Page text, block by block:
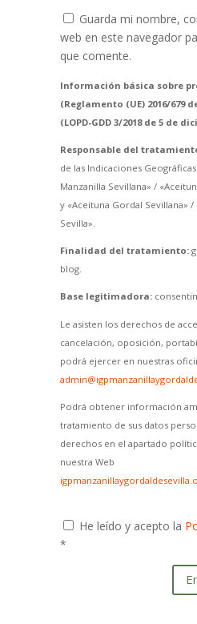
Guarda mi nombre,
web en este navegador
que comente.
Información básica sobre
(Reglamento (UE) 2016/679
(LOPD-GDD 3/2018 de 5 de
Responsable del
de las Indicaciones
Manzanilla Sevillana» /
y «Aceituna Gordal Sevillana»
Sevilla».
Finalidad del tratamiento:
blog.
Base legitimadora:
Le asisten los derechos de
cancelación, oposición,
podrá ejercer en nuestras
Podrá obtener información
tratamiento de sus datos
derechos en el apartado
nuestra Web
He leído y acepto la
*